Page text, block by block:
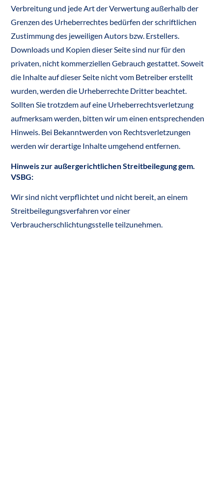
Verbreitung und jede Art der Verwertung außerhalb der
Grenzen des Urheberrechtes bedürfen der schriftlichen
Zustimmung des jeweiligen Autors bzw. Erstellers.
Downloads und Kopien dieser Seite sind nur für den
privaten, nicht kommerziellen Gebrauch gestattet. Soweit
die Inhalte auf dieser Seite nicht vom Betreiber erstellt
wurden, werden die Urheberrechte Dritter beachtet.
Sollten Sie trotzdem auf eine Urheberrechtsverletzung
aufmerksam werden, bitten wir um einen entsprechenden
Hinweis. Bei Bekanntwerden von Rechtsverletzungen
werden wir derartige Inhalte umgehend entfernen.
Hinweis zur außergerichtlichen Streitbeilegung gem.
VSBG:
Wir sind nicht verpflichtet und nicht bereit, an einem
Streitbeilegungsverfahren vor einer
Verbraucherschlichtungsstelle teilzunehmen.